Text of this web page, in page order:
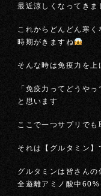
最近涼しくなってきま
これからどんどん寒
時期がきますね
そんな時は免疫力を上
「免疫力ってどうや
と思います
ここで一つサプリでも
それは【グルタミン】
グルタミンは皆さん
全遊離アミノ酸中60%